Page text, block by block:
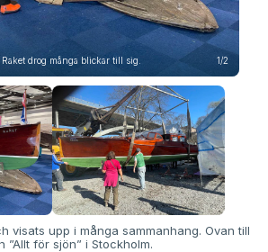
drog många blickar till sig. 1/2
visats upp i många sammanhang. Ovan till
”Allt för sjön” i Stockholm.